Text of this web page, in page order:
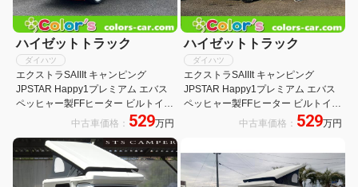
ハイゼットトラック
ダイハツ
エクストラSAIIIt キャンピング
JPSTAR Happy1プレミアム エバス
ペッヒャー製FFヒーター ビルトイン
クーラー+冷蔵庫+電動サイドオーニ
コンセント
中古車価格： 529万円
ハイゼットトラック
ダイハツ
エクストラSAIIIt キャンピング
JPSTAR Happy1プレミアム エバス
ペッヒャー製FFヒーター ビルトイン
クーラー+冷蔵庫+電動サイドオーニ
中古車価格： 529万円